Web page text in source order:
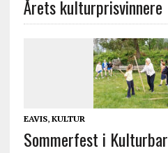
Årets kulturprisvinnere
EAVIS, KULTUR
Sommerfest i